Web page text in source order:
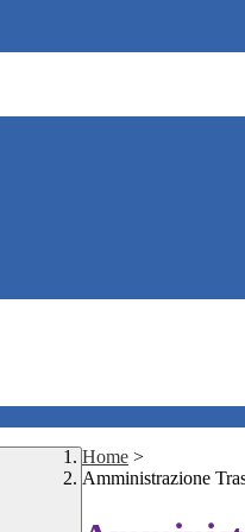
Home >
Amministrazione